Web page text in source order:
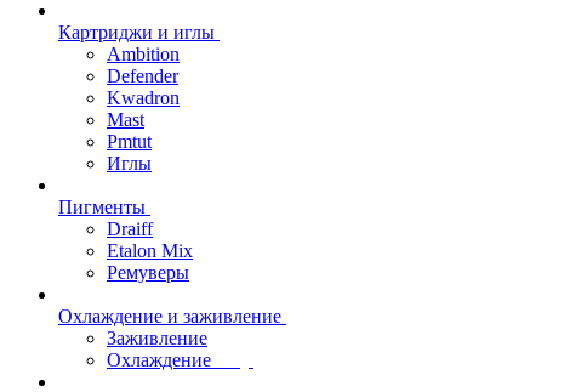
Картриджи и иглы
Ambition
Defender
Kwadron
Mast
Pmtut
Иглы
Пигменты
Draiff
Etalon Mix
Ремуверы
Охлаждение и заживление
Заживление
Охлаждение